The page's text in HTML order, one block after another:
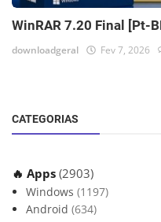
WinRAR 7.20 Final [Pt-
downloadgeral Fev 7, 2026
CATEGORIAS
🔥 Apps (2903)
Windows (1197)
Android (634)